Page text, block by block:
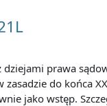
prawa
do końca
jako wstęp.